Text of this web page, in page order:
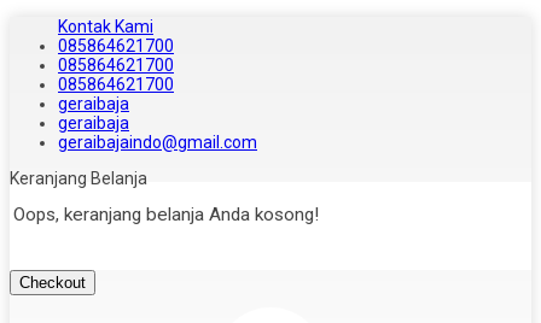
Kontak Kami
085864621700
085864621700
085864621700
geraibaja
geraibaja
geraibajaindo@gmail.com
Keranjang Belanja
Oops, keranjang belanja Anda kosong!
Checkout